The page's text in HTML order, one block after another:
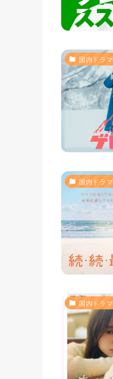
国内ドラマ
国内ドラマ
国内ドラマ